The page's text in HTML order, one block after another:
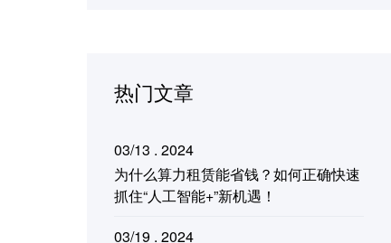
热门文章
03/13 . 2024
为什么算力租赁能省钱？如何正确快速
抓住“人工智能+”新机遇！
03/19 . 2024